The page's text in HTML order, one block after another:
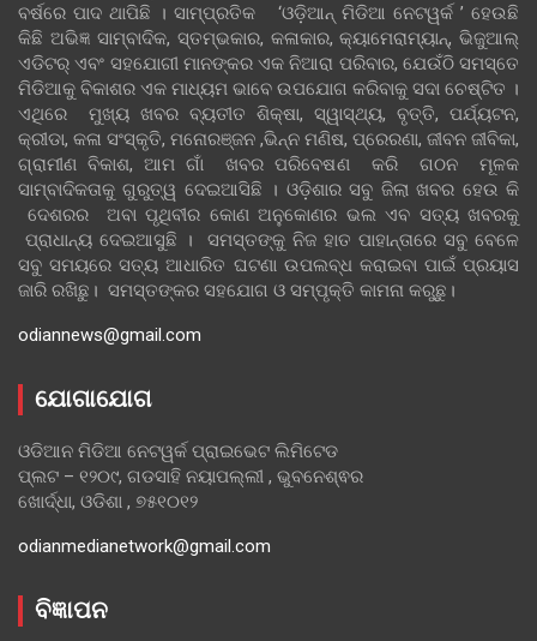
ବର୍ଷରେ ପାଦ ଥାପିଛି । ସାମ୍ପ୍ରତିକ ‘ଓଡ଼ିଆନ୍‍ ମିଡିଆ ନେଟୱର୍କ ’ ହେଉଛି
କିଛି ଅଭିଜ୍ଞ ସାମ୍ବାଦିକ, ସ୍ତମ୍ଭକାର, କଳାକାର, କ୍ୟାମେରାମ୍ୟାନ୍, ଭିଜୁଆଲ୍
ଏଡିଟର୍ ଏବଂ ସହଯୋଗୀ ମାନଙ୍କର ଏକ ନିଆରା ପରିବାର, ଯେଉଁଠି ସମସ୍ତେ
ମିଡିଆକୁ ବିକାଶର ଏକ ମାଧ୍ୟମ ଭାବେ ଉପଯୋଗ କରିବାକୁ ସଦା ଚେଷ୍ଟିତ ।
ଏଥିରେ ମୁଖ୍ୟ ଖବର ବ୍ୟତୀତ ଶିକ୍ଷା, ସ୍ୱାସ୍ଥ୍ୟ, ବୃତ୍ତି, ପର୍ଯ୍ୟଟନ,
କ୍ରୀଡା, କଳା ସଂସ୍କୃତି, ମନୋରଞ୍ଜନ ,ଭିନ୍ନ ମଣିଷ, ପ୍ରେରଣା, ଜୀବନ ଜୀବିକା,
ଗ୍ରାମୀଣ ବିକାଶ, ଆମ ଗାଁ ଖବର ପରିବେଷଣ କରି ଗଠନ ମୂଳକ
ସାମ୍ବାଦିକତାକୁ ଗୁରୁତ୍ୱ ଦେଇଆସିଛି । ଓଡ଼ିଶାର ସବୁ ଜିଲା ଖବର ହେଉ କି
ଦେଶରର ଅବା ପୃଥିବୀର କୋଣ ଅନୁକୋଣର ଭଲ ଏବ ସତ୍ୟ ଖବରକୁ
ପ୍ରାଧାନ୍ୟ ଦେଇଆସୁଛି । ସମସ୍ତଙ୍କୁ ନିଜ ହାତ ପାହାନ୍ତାରେ ସବୁ ବେଳେ
ସବୁ ସମୟରେ ସତ୍ୟ ଆଧାରିତ ଘଟଣା ଉପଲବ୍ଧ କରାଇବା ପାଇଁ ପ୍ରୟାସ
ଜାରି ରଖିଛୁ। ସମସ୍ତଙ୍କର ସହଯୋଗ ଓ ସମ୍ପୃକ୍ତି କାମନା କରୁଛୁ।
odiannews@gmail.com
ଯୋଗାଯୋଗ
ଓଡିଆନ ମିଡିଆ ନେଟୱର୍କ ପ୍ରାଇଭେଟ ଲିମିଟେଡ
ପ୍ଲଟ – ୧୨୦୯, ଗଡସାହି ନୟାପଲ୍ଲୀ , ଭୁବନେଶ୍ଵର
ଖୋର୍ଦ୍ଧା, ଓଡିଶା , ୭୫୧୦୧୨
odianmedianetwork@gmail.com
ବିଜ୍ଞାପନ